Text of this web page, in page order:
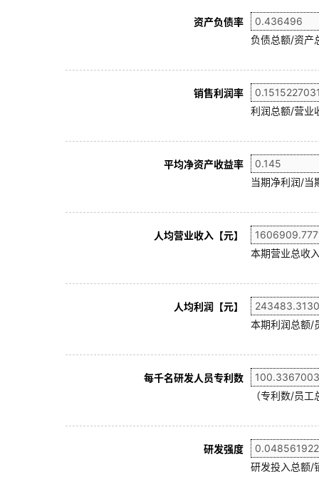
资产负债率
负债总额/资产
销售利润率
利润总额/营业
平均净资产收益率
当期净利润/当
人均营业收入【元】
本期营业总收
人均利润【元】
本期利润总额/
每千名研发人员专利数
（专利数/员
研发强度
研发投入总额/